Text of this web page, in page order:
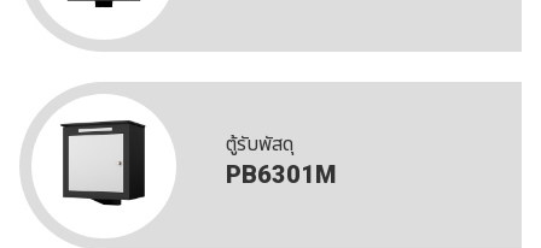
ตู้รับพัสดุ
PB6301M